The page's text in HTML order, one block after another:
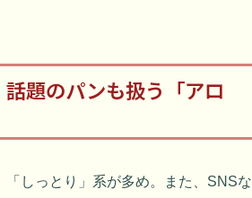
題のパンも扱う「アロ
しっとり」系が多め。また、SNSな